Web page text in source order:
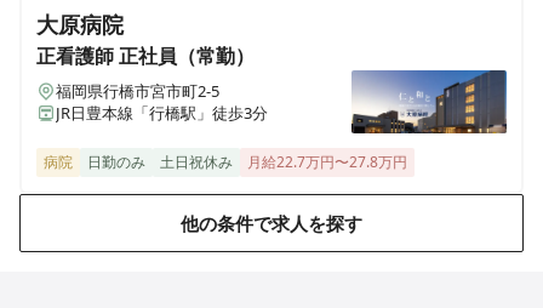
大原病院
正看護師正社員（常勤）
福岡県行橋市宮市町2-5
JR日豊本線「行橋駅」徒歩3分
病院 日勤のみ 土日祝休み 月給22.7万円〜27.8万円
他の条件で求人を探す